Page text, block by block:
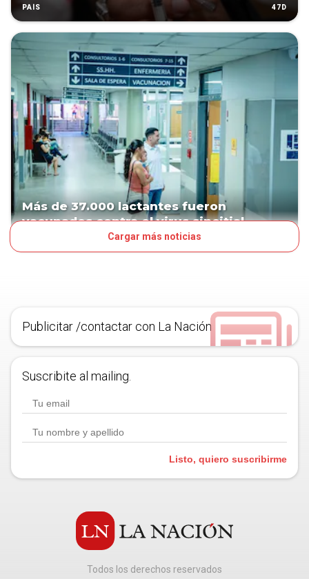
PAÍS 47D
Más de 37.000 lactantes fueron
vacunados contra el virus sincitial
Cargar más noticias
Publicitar /contactar con La Nación
Suscribite al mailing.
Listo, quiero suscribirme
Todos los derechos reservados